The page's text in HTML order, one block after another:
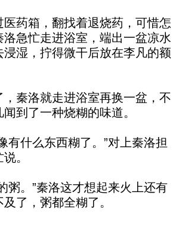
，翻找着退烧药，可惜怎
急忙走进浴室，端出一盆凉水
湿，拧得微干后放在李凡的额
就走进浴室再换一盆，不
到了一种烧糊的味道。
么东西糊了。”对上秦洛担
。
”秦洛这才想起来火上还有
了，粥都全糊了。